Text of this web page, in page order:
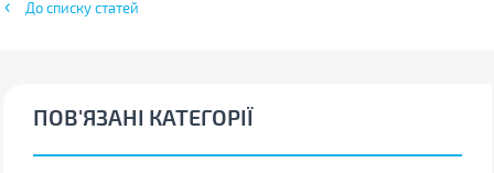
До списку статей
ПОВ'ЯЗАНІ КАТЕГОРІЇ